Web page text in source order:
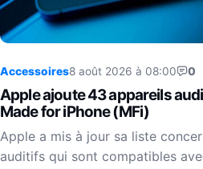
Accessoires8 août 2026 à 08:00 0
Apple ajoute 43 appareils
Made for iPhone (MFi)
Apple a mis à jour sa liste
auditifs qui sont compatibles